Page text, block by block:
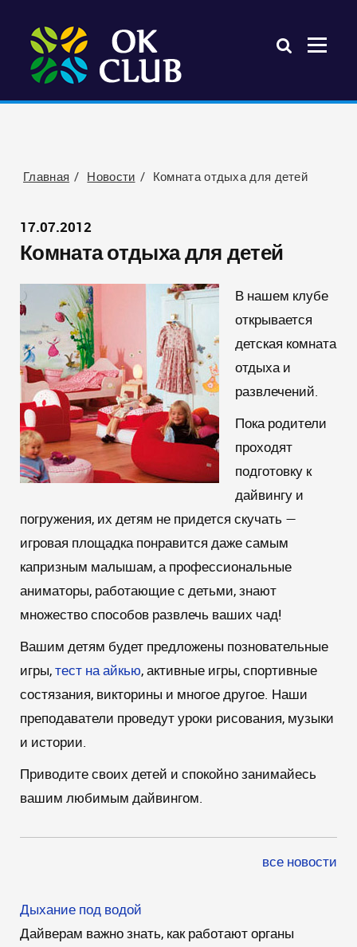
Главная Новости Комната отдыха для детей
17.07.2012
Комната отдыха для детей
В нашем клубе
открывается
детская комната
отдыха и
развлечений.
Пока родители
проходят
подготовку к
дайвингу и
погружения, их детям не придется скучать —
игровая площадка понравится даже самым
капризным малышам, а профессиональные
аниматоры, работающие с детьми, знают
множество способов развлечь ваших чад!
Вашим детям будет предложены позновательные
игры,тест на айкью, активные игры, спортивные
состязания, викторины и многое другое. Наши
преподаватели проведут уроки рисования, музыки
и истории.
Приводите своих детей и спокойно занимайесь
вашим любимым дайвингом.
все новости
Дыхание под водой
Дайверам важно знать, как работают органы